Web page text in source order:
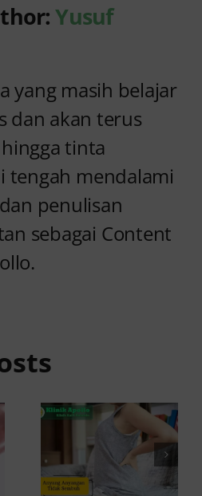
Yusuf
yang masih belajar
dan akan terus
tinta
tengah mendalami
penulisan
sebagai Content
Penyebab
dan
Solusinya